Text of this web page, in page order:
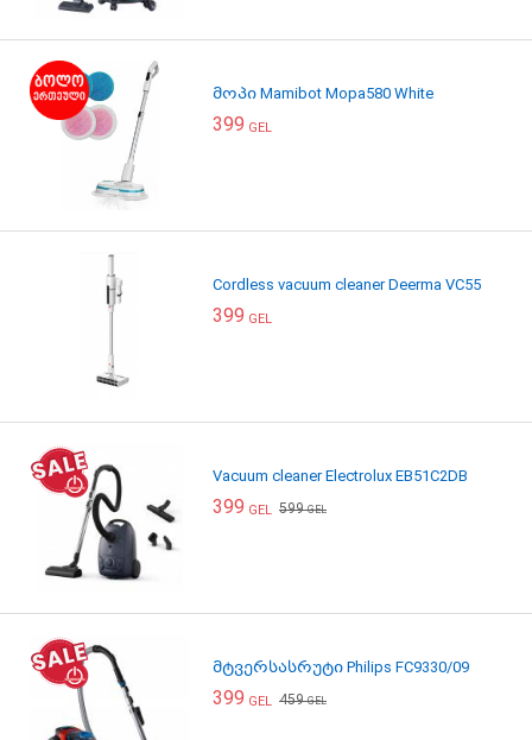
მოპი Mamibot Mopa580 White
399 GEL
Cordless vacuum cleaner Deerma VC55
399 GEL
Vacuum cleaner Electrolux EB51C2DB
399 GEL 599GEL
მტვერსასრუტი Philips FC9330/09
399 GEL 459GEL